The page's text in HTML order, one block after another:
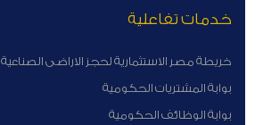
خدمات تفاعلية
خريطة مصر الاستثمارية لحجز الاراضى الصناعية
بوابة المشتريات الحكومية
بوابة الوظائف الحكومية